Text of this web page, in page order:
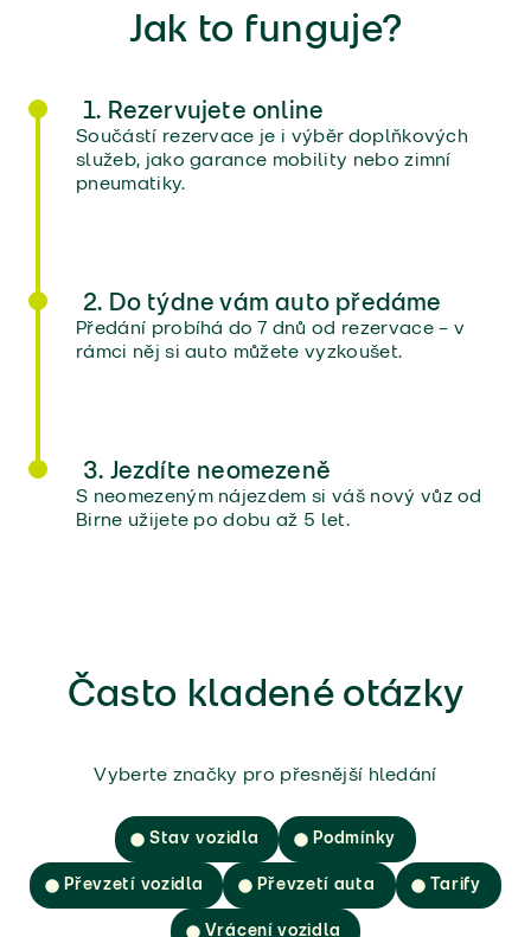
Jak to funguje?
1. Rezervujete online
Součástí rezervace je i výběr doplňkových
služeb, jako garance mobility nebo zimní
pneumatiky.
2. Do týdne vám auto předáme
Předání probíhá do 7 dnů od rezervace – v
rámci něj si auto můžete vyzkoušet.
3. Jezdíte neomezeně
S neomezeným nájezdem si váš nový vůz od
Birne užijete po dobu až 5 let.
Často kladené otázky
Vyberte značky pro přesnější hledání
Stav vozidla Podmínky
Převzetí vozidla Převzetí auta Tarify
Vrácení vozidla